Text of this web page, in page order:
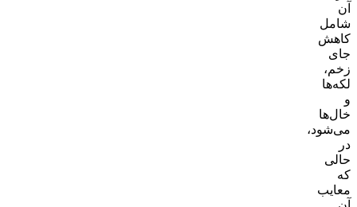
آن
شامل
کاهش
جای
زخم،
لکه‌ها
و
خال‌ها
می‌شود،
در
حالی
که
معایب